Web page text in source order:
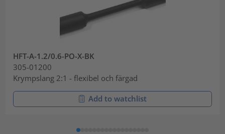
HFT-A-1.2/0.6-PO-X-BK
305-01200
Krympslang 2:1 - flexibel och färgad
Add to watchlist